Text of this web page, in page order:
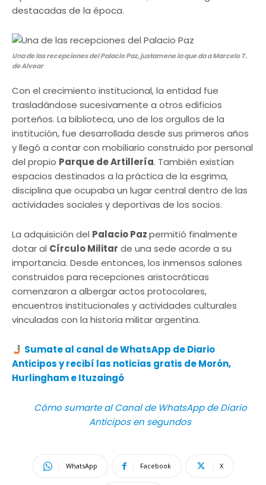
destacadas de la época.
Una de las recepciones del Palacio Paz, justamene la que da a Marcelo T.
de Alvear
Con el crecimiento institucional, la entidad fue
trasladándose sucesivamente a otros edificios
porteños. La biblioteca, uno de los orgullos de la
institución, fue desarrollada desde sus primeros años
y llegó a contar con mobiliario construido por personal
del propio Parque de Artillería. También existían
espacios destinados a la práctica de la esgrima,
disciplina que ocupaba un lugar central dentro de las
actividades sociales y deportivas de los socios.
La adquisición del Palacio Pazpermitió finalmente
dotar al Círculo Militar de una sede acorde a su
importancia. Desde entonces, los inmensos salones
construidos para recepciones aristocráticas
comenzaron a albergar actos protocolares,
encuentros institucionales y actividades culturales
vinculadas con la historia militar argentina.
Sumate al canal de WhatsApp de Diario
Anticipos y recibí las noticias gratis de Morón,
Hurlingham e Ituzaingó
Cómo sumarte al Canal de WhatsApp de Diario
Anticipos en segundos
WhatsApp Facebook X